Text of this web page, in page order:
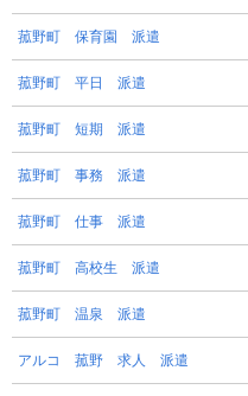
菰野町 保育園 派遣
菰野町 平日 派遣
菰野町 短期 派遣
菰野町 事務 派遣
菰野町 仕事 派遣
菰野町 高校生 派遣
菰野町 温泉 派遣
アルコ 菰野 求人 派遣